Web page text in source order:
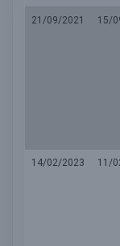
21/09/2021 15/
14/02/2023 11/